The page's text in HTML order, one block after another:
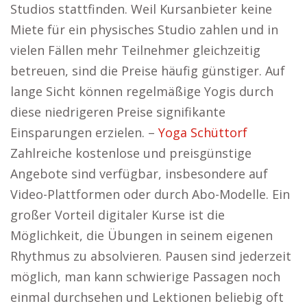
Studios stattfinden. Weil Kursanbieter keine
Miete für ein physisches Studio zahlen und in
vielen Fällen mehr Teilnehmer gleichzeitig
betreuen, sind die Preise häufig günstiger. Auf
lange Sicht können regelmäßige Yogis durch
diese niedrigeren Preise signifikante
Einsparungen erzielen. – Yoga Schüttorf
Zahlreiche kostenlose und preisgünstige
Angebote sind verfügbar, insbesondere auf
Video-Plattformen oder durch Abo-Modelle. Ein
großer Vorteil digitaler Kurse ist die
Möglichkeit, die Übungen in seinem eigenen
Rhythmus zu absolvieren. Pausen sind jederzeit
möglich, man kann schwierige Passagen noch
einmal durchsehen und Lektionen beliebig oft